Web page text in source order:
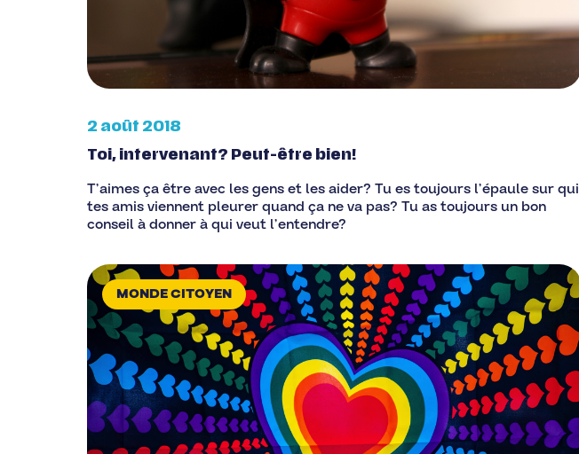
2 août 2018
Toi, intervenant? Peut-être bien!
T’aimes ça être avec les gens et les aider? Tu es toujours l’épaule sur qui
tes amis viennent pleurer quand ça ne va pas? Tu as toujours un bon
conseil à donner à qui veut l’entendre?
MONDE CITOYEN